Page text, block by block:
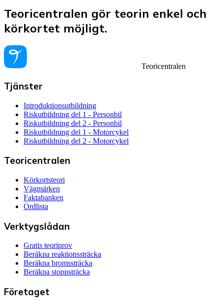
Teoricentralen gör teorin enkel och
körkortet möjligt.
Teoricentralen
Tjänster
Introduktionsutbildning
Riskutbildning del 1 - Personbil
Riskutbildning del 2 - Personbil
Riskutbildning del 1 - Motorcykel
Riskutbildning del 2 - Motorcykel
Teoricentralen
Körkortsteori
Vägmärken
Faktabanken
Ordlista
Verktygslådan
Gratis teoriprov
Beräkna reaktionssträcka
Beräkna bromssträcka
Beräkna stoppsträcka
Företaget